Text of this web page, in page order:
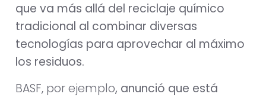
que va más allá del reciclaje químico
tradicional al combinar diversas
tecnologías para aprovechar al máximo
los residuos.
BASF, por ejemplo, anunció que está